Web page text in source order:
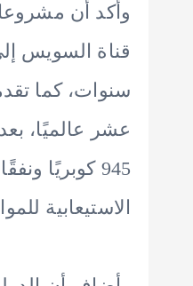
وأكد أن
الاستيعابية للموانئ إلى 40